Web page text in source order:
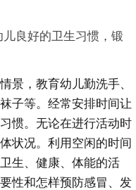
良好的卫生习惯，锻
景，教育幼儿勤洗手、
子等。经常安排时间让
惯。无论在进行活动时
状况。利用空闲的时间
生、健康、体能的活
性和怎样预防感冒、发